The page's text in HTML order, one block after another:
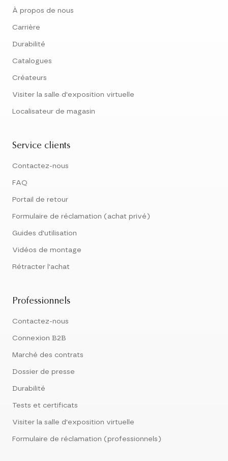
À propos de nous
Carrière
Durabilité
Catalogues
Créateurs
Visiter la salle d'exposition virtuelle
Localisateur de magasin
Service clients
Contactez-nous
FAQ
Portail de retour
Formulaire de réclamation (achat privé)
Guides d'utilisation
Vidéos de montage
Rétracter l'achat
Professionnels
Contactez-nous
Connexion B2B
Marché des contrats
Dossier de presse
Durabilité
Tests et certificats
Visiter la salle d'exposition virtuelle
Formulaire de réclamation (professionnels)